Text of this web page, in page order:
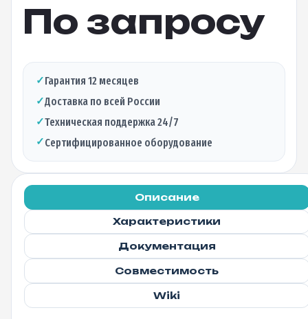
По запросу
✓Гарантия 12 месяцев
✓Доставка по всей России
✓Техническая поддержка 24/7
✓Сертифицированное оборудование
Описание
Характеристики
Документация
Совместимость
Wiki